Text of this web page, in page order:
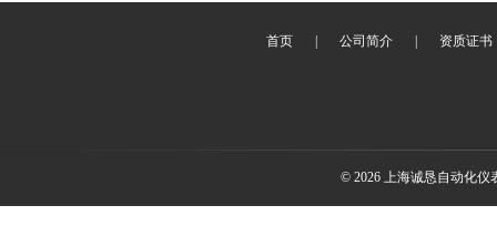
首页 公司简介 资质证书
© 2026 上海诚恳自动化仪